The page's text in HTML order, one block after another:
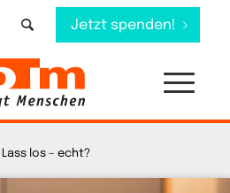
Jetzt spenden!
Lass los – echt?